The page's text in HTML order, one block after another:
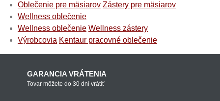
Oblečenie pre mäsiarov Zástery pre mäsiarov
Wellness oblečenie
Wellness oblečenie Wellness zástery
Výrobcovia Kentaur pracovné oblečenie
GARANCIA VRÁTENIA
Tovar môžete do 30 dní vrátiť